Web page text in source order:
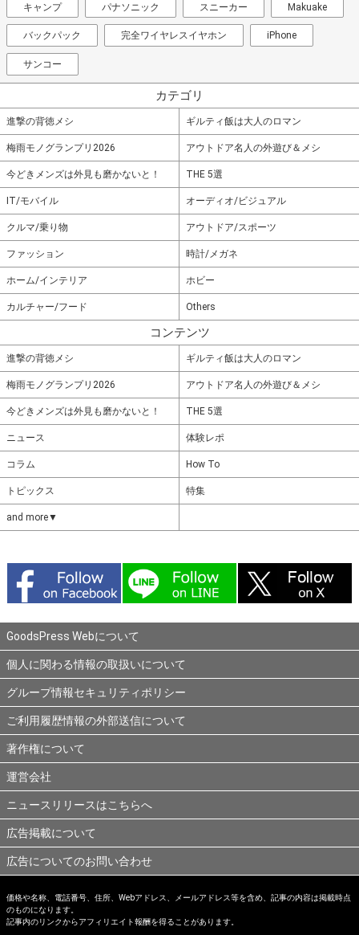
キャンプ パナソニック スニーカー Makuake
バックパック 完全ワイヤレスイヤホン iPhone
サンコー
カテゴリ
進撃の背徳メシ ギルティ飯は大人のロマン
梅雨モノグランプリ2026 アウトドア名人の外遊び＆メシ
今どきメンズは外見も磨かないと！ THE 5選
IT/モバイル オーディオ/ビジュアル
クルマ/乗り物 アウトドア/スポーツ
ファッション 時計/メガネ
ホーム/インテリア ホビー
カルチャー/フード Others
コンテンツ
進撃の背徳メシ ギルティ飯は大人のロマン
梅雨モノグランプリ2026 アウトドア名人の外遊び＆メシ
今どきメンズは外見も磨かないと！ THE 5選
ニュース 体験レポ
コラム How To
トピックス 特集
and more▼
GoodsPress Webについて
個人に関わる情報の取扱いについて
グループ情報セキュリティポリシー
ご利用履歴情報の外部送信について
著作権について
運営会社
ニュースリリースはこちらへ
広告掲載について
広告についてのお問い合わせ
価格や名称、電話番号、住所、Webアドレス、メールアドレス等を含め、記事の内容は掲載時点
のものになります。
記事内のリンクからアフィリエイト報酬を得ることがあります。